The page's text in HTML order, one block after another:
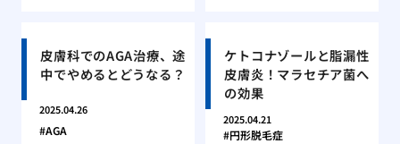
皮膚科でのAGA治療、途
中でやめるとどうなる？
2025.04.26
AGA
ケトコナゾールと脂漏性
皮膚炎！マラセチア菌へ
の効果
2025.04.21
円形脱毛症